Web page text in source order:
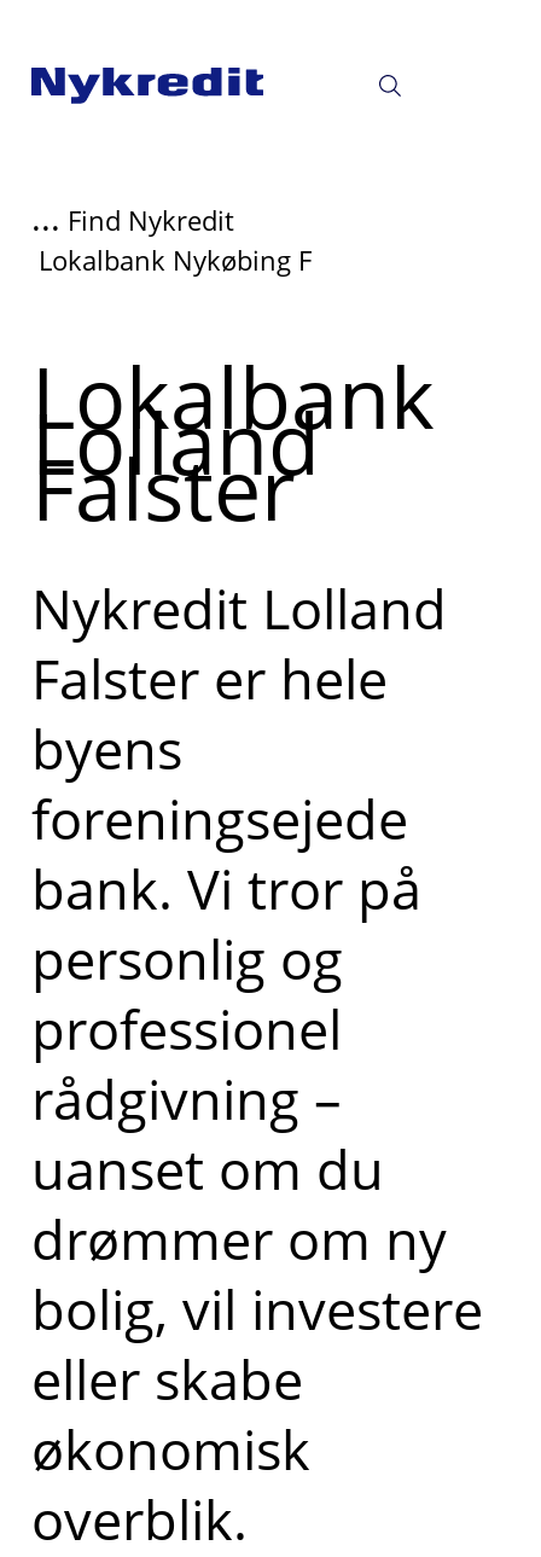
... Find Nykredit
Lokalbank Nykøbing F
Lokalbank
Lolland
Falster
Nykredit Lolland
Falster er hele
byens
foreningsejede
bank. Vi tror på
personlig og
professionel
rådgivning –
uanset om du
drømmer om ny
bolig, vil investere
eller skabe
økonomisk
overblik.